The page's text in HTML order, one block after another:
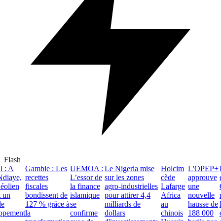
Flash
A
Gambie : Les
recettes
fiscales
bondissent de
127 % grâce à
la
UEMOA :
L’essor de
la finance
islamique
se
confirme
Le Nigeria mise
sur les zones
agro-industrielles
pour attirer 4,4
milliards de
dollars
Holcim
cède
Lafarge
Africa
au
chinois
L'OPEP+
approuve
une
nouvelle
hausse de
188 000
et